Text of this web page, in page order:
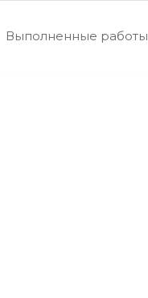
Выполненные работы